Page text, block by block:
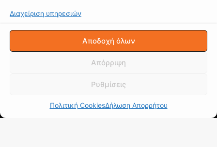
Διαχείριση υπηρεσιών
Αποδοχή όλων
Απόρριψη
Ρυθμίσεις
Πολιτική CookiesΔήλωση Απορρήτου